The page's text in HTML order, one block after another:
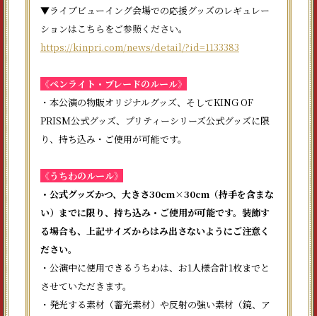
▼ライブビューイング会場での応援グッズのレギュレー
ションはこちらをご参照ください。
https://kinpri.com/news/detail/?id=1133383
《ペンライト・ブレードのルール》
・本公演の物販オリジナルグッズ、そしてKING OF
PRISM公式グッズ、プリティーシリーズ公式グッズに限
り、持ち込み・ご使用が可能です。
《うちわのルール》
・公式グッズかつ、大きさ30cm×30cm（持手を含まな
い）までに限り、持ち込み・ご使用が可能です。装飾す
る場合も、上記サイズからはみ出さないようにご注意く
ださい。
・公演中に使用できるうちわは、お1人様合計1枚までと
させていただきます。
・発光する素材（蓄光素材）や反射の強い素材（鏡、ア